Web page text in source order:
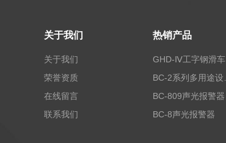
关于我们
关于我们
荣誉资质
在线留言
联系我们
热销产品
GHD-Ⅳ工字钢滑车
BC-809声光报警器
BC-8声光报警器